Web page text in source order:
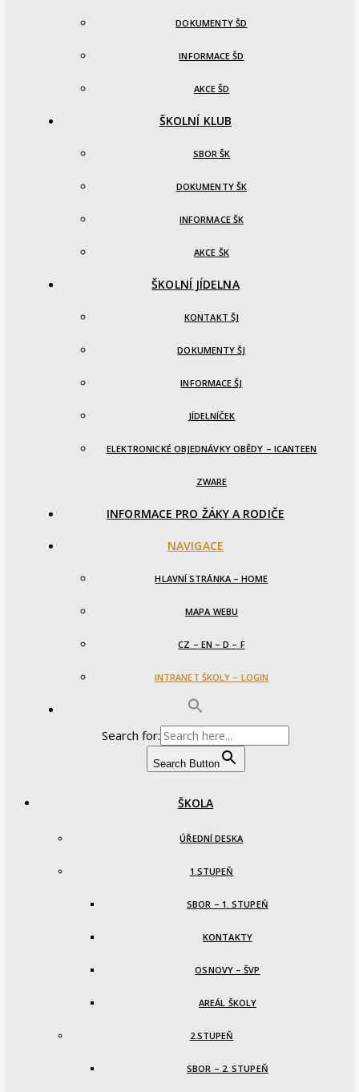
DOKUMENTY ŠD
INFORMACE ŠD
AKCE ŠD
ŠKOLNÍ KLUB
SBOR ŠK
DOKUMENTY ŠK
INFORMACE ŠK
AKCE ŠK
ŠKOLNÍ JÍDELNA
KONTAKT ŠJ
DOKUMENTY ŠJ
INFORMACE ŠJ
JÍDELNÍČEK
ELEKTRONICKÉ OBJEDNÁVKY OBĚDY – ICANTEEN
ZWARE
INFORMACE PRO ŽÁKY A RODIČE
NAVIGACE
HLAVNÍ STRÁNKA – HOME
MAPA WEBU
CZ – EN – D – F
INTRANET ŠKOLY – LOGIN
Search for:
Search Button
ŠKOLA
ÚŘEDNÍ DESKA
1.STUPEŇ
SBOR – 1. STUPEŇ
KONTAKTY
OSNOVY – ŠVP
AREÁL ŠKOLY
2.STUPEŇ
SBOR – 2. STUPEŇ